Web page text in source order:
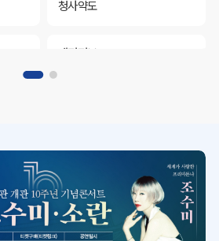
청사약도
재정정보
조직도